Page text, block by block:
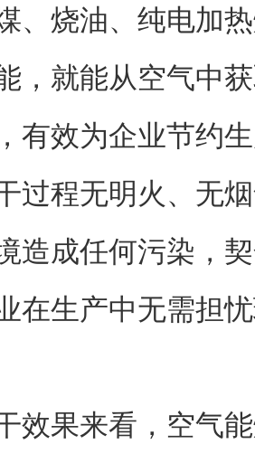
、烧油、纯电加
，就能从空气中
有效为企业节约
过程无明火、无
造成任何污染，
在生产中无需担
果来看，空气能